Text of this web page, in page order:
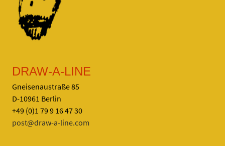
DRAW-A-LINE
Gneisenaustraße 85
D-10961 Berlin
+49 (0)1 79 9 16 47 30
post@draw-a-line.com